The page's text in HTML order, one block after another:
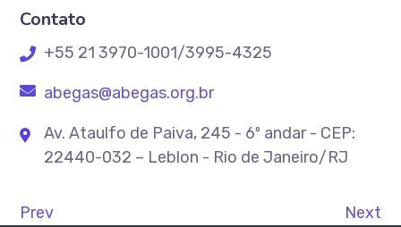
Contato
+55 21 3970-1001/3995-4325
abegas@abegas.org.br
Av. Ataulfo de Paiva, 245 - 6º andar - CEP:
22440-032 – Leblon - Rio de Janeiro/RJ
Prev Next